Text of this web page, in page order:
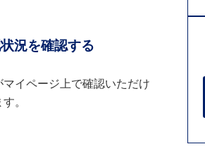
況を確認する
イページ上で確認いただけ
す。